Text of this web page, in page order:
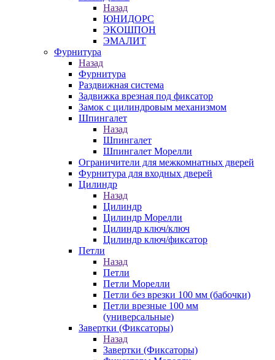
Назад
ЮНИДОРС
ЭКОШПОН
ЭМАЛИТ
Фурнитура
Назад
Фурнитура
Раздвижная система
Задвижка врезная под фиксатор
Замок с цилиндровым механизмом
Шпингалет
Назад
Шпингалет
Шпингалет Морелли
Ограничители для межкомнатных дверей
Фурнитура для входных дверей
Цилиндр
Назад
Цилиндр
Цилиндр Морелли
Цилиндр ключ/ключ
Цилиндр ключ/фиксатор
Петли
Назад
Петли
Петли Морелли
Петли без врезки 100 мм (бабочки)
Петли врезные 100 мм
(универсальные)
Завертки (Фиксаторы)
Назад
Завертки (Фиксаторы)